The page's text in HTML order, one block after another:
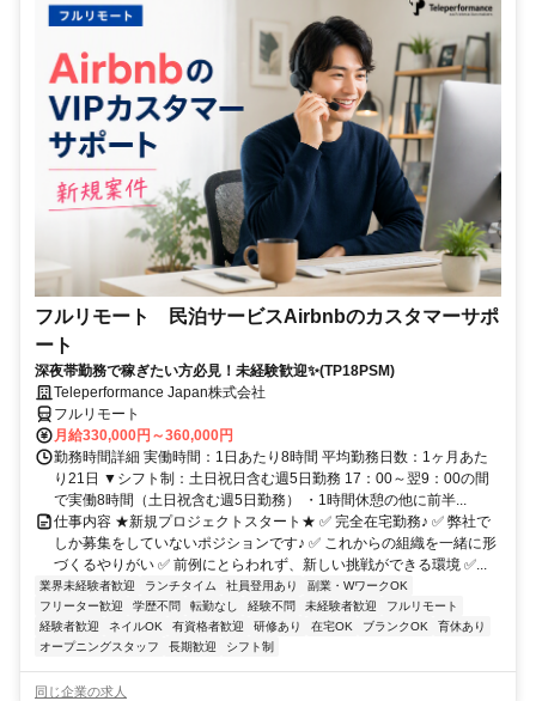
フルリモート 民泊サービスAirbnbのカスタマーサポ
ート
深夜帯勤務で稼ぎたい方必見！未経験歓迎✨(TP18PSM)
Teleperformance Japan株式会社
フルリモート
月給330,000円～360,000円
勤務時間詳細 実働時間：1日あたり8時間 平均勤務日数：1ヶ月あた
り21日 ▼シフト制：土日祝日含む週5日勤務 17：00～翌9：00の間
で実働8時間（土日祝含む週5日勤務） ・1時間休憩の他に前半...
仕事内容 ★新規プロジェクトスタート★ ✅ 完全在宅勤務♪ ✅ 弊社で
しか募集をしていないポジションです♪ ✅ これからの組織を一緒に形
づくるやりがい ✅ 前例にとらわれず、新しい挑戦ができる環境 ✅...
業界未経験者歓迎 ランチタイム 社員登用あり
副業・WワークOK
フリーター歓迎
学歴不問 転勤なし 経験不問 未経験者歓迎
フルリモート
経験者歓迎
ネイルOK 有資格者歓迎 研修あり 在宅OK ブランクOK
育休あり
オープニングスタッフ
長期歓迎 シフト制
同じ企業の求人